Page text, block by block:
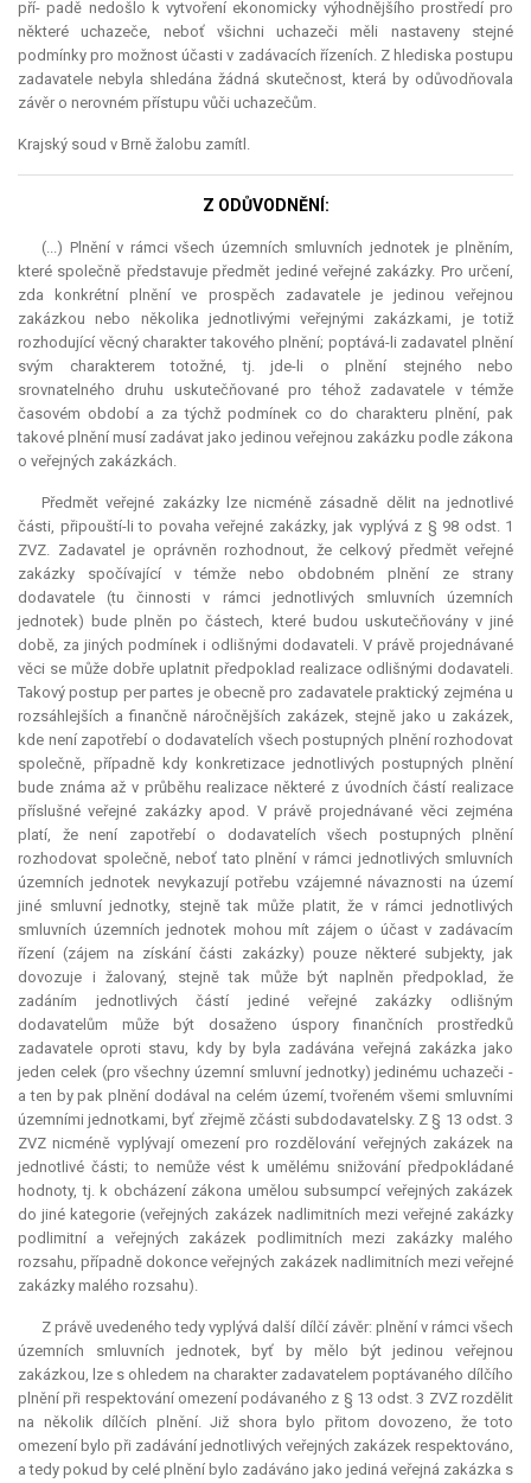
pří- padě nedošlo k vytvoření ekonomicky výhodnějšího prostředí pro
některé uchazeče, neboť všichni uchazeči měli nastaveny stejné
podmínky pro možnost účasti v zadávacích řízeních. Z hlediska postupu
zadavatele nebyla shledána žádná skutečnost, která by odůvodňovala
závěr o nerovném přístupu vůči uchazečům.
Krajský soud v Brně žalobu zamítl.
Z ODŮVODNĚNÍ:
(...) Plnění v rámci všech územních smluvních jednotek je plněním,
které společně představuje předmět jediné veřejné zakázky. Pro určení,
zda konkrétní plnění ve prospěch zadavatele je jedinou veřejnou
zakázkou nebo několika jednotlivými veřejnými zakázkami, je totiž
rozhodující věcný charakter takového plnění; poptává-li zadavatel plnění
svým charakterem totožné, tj. jde-li o plnění stejného nebo
srovnatelného druhu uskutečňované pro téhož zadavatele v témže
časovém období a za týchž podmínek co do charakteru plnění, pak
takové plnění musí zadávat jako jedinou veřejnou zakázku podle zákona
o veřejných zakázkách.
Předmět veřejné zakázky lze nicméně zásadně dělit na jednotlivé
části, připouští-li to povaha veřejné zakázky, jak vyplývá z § 98 odst. 1
ZVZ. Zadavatel je oprávněn rozhodnout, že celkový předmět veřejné
zakázky spočívající v témže nebo obdobném plnění ze strany
dodavatele (tu činnosti v rámci jednotlivých smluvních územních
jednotek) bude plněn po částech, které budou uskutečňovány v jiné
době, za jiných podmínek i odlišnými dodavateli. V právě projednávané
věci se může dobře uplatnit předpoklad realizace odlišnými dodavateli.
Takový postup per partes je obecně pro zadavatele praktický zejména u
rozsáhlejších a finančně náročnějších zakázek, stejně jako u zakázek,
kde není zapotřebí o dodavatelích všech postupných plnění rozhodovat
společně, případně kdy konkretizace jednotlivých postupných plnění
bude známa až v průběhu realizace některé z úvodních částí realizace
příslušné veřejné zakázky apod. V právě projednávané věci zejména
platí, že není zapotřebí o dodavatelích všech postupných plnění
rozhodovat společně, neboť tato plnění v rámci jednotlivých smluvních
územních jednotek nevykazují potřebu vzájemné návaznosti na území
jiné smluvní jednotky, stejně tak může platit, že v rámci jednotlivých
smluvních územních jednotek mohou mít zájem o účast v zadávacím
řízení (zájem na získání části zakázky) pouze některé subjekty, jak
dovozuje i žalovaný, stejně tak může být naplněn předpoklad, že
zadáním jednotlivých částí jediné veřejné zakázky odlišným
dodavatelům může být dosaženo úspory finančních prostředků
zadavatele oproti stavu, kdy by byla zadávána veřejná zakázka jako
jeden celek (pro všechny územní smluvní jednotky) jedinému uchazeči -
a ten by pak plnění dodával na celém území, tvořeném všemi smluvními
územními jednotkami, byť zřejmě zčásti subdodavatelsky. Z § 13 odst. 3
ZVZ nicméně vyplývají omezení pro rozdělování veřejných zakázek na
jednotlivé části; to nemůže vést k umělému snižování předpokládané
hodnoty, tj. k obcházení zákona umělou subsumpcí veřejných zakázek
do jiné kategorie (veřejných zakázek nadlimitních mezi veřejné zakázky
podlimitní a veřejných zakázek podlimitních mezi zakázky malého
rozsahu, případně dokonce veřejných zakázek nadlimitních mezi veřejné
zakázky malého rozsahu).
Z právě uvedeného tedy vyplývá další dílčí závěr: plnění v rámci všech
územních smluvních jednotek, byť by mělo být jedinou veřejnou
zakázkou, lze s ohledem na charakter zadavatelem poptávaného dílčího
plnění při respektování omezení podávaného z § 13 odst. 3 ZVZ rozdělit
na několik dílčích plnění. Již shora bylo přitom dovozeno, že toto
omezení bylo při zadávání jednotlivých veřejných zakázek respektováno,
a tedy pokud by celé plnění bylo zadáváno jako jediná veřejná zakázka s